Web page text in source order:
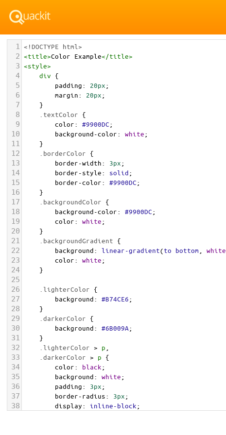
1 <!DOCTYPE html>
2 <title>Color Example</title>
3 <style>
4 div {
5 padding: 20px;
6 margin: 20px;
7 }
8 .textColor {
9 color: #9900DC;
10 background-color: white;
11 }
12 .borderColor {
13 border-width: 3px;
14 border-style: solid;
15 border-color: #9900DC;
16 }
17 .backgroundColor {
18 background-color: #9900DC;
19 color: white;
20 }
21 .backgroundGradient {
22 background: linear-gradient(to bottom white
23 color: white;
24 }
25
26
.lighterColor {
27 background: #B74CE6;
28 }
29 .darkerColor {
30 background: #6B009A;
31 }
32 .lighterColor > p
33 .darkerColor > p {
34 color: black;
35 background: white;
36 padding: 3px;
37 border-radius: 3px;
38 display: inline-block;